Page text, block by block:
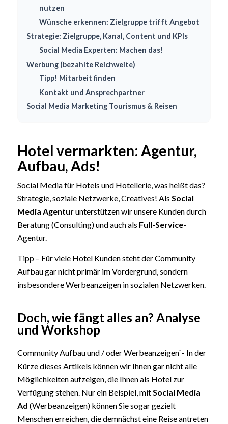
nutzen
Wünsche erkennen: Zielgruppe trifft Angebot
Strategie: Zielgruppe, Kanal, Content und KPIs
Social Media Experten: Machen das!
Werbung (bezahlte Reichweite)
Tipp! Mitarbeit finden
Kontakt und Ansprechpartner
Social Media Marketing Tourismus & Reisen
Hotel vermarkten: Agentur,
Aufbau, Ads!
Social Media für Hotels und Hotellerie, was heißt das?
Strategie, soziale Netzwerke, Creatives! Als Social
Media Agenturunterstützen wir unsere Kunden durch
Beratung (Consulting) und auch als Full-Service-
Agentur.
Tipp – Für viele Hotel Kunden steht der Community
Aufbau gar nicht primär im Vordergrund, sondern
insbesondere Werbeanzeigen in sozialen Netzwerken.
Doch, wie fängt alles an? Analyse
und Workshop
Community Aufbau und / oder Werbeanzeigen`- In der
Kürze dieses Artikels können wir Ihnen gar nicht alle
Möglichkeiten aufzeigen, die Ihnen als Hotel zur
Verfügung stehen. Nur ein Beispiel, mit Social Media
Ad (Werbeanzeigen) können Sie sogar gezielt
Menschen erreichen, die demnächst eine Reise antreten